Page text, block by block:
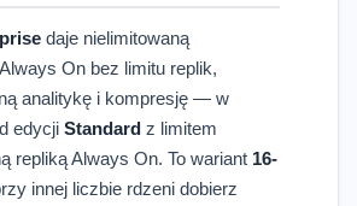
daje nielimitowaną
On bez limitu replik,
analitykę i kompresję — w
edycji Standard z limitem
repliką Always On. To wariant 16-
innej liczbie rdzeni dobierz